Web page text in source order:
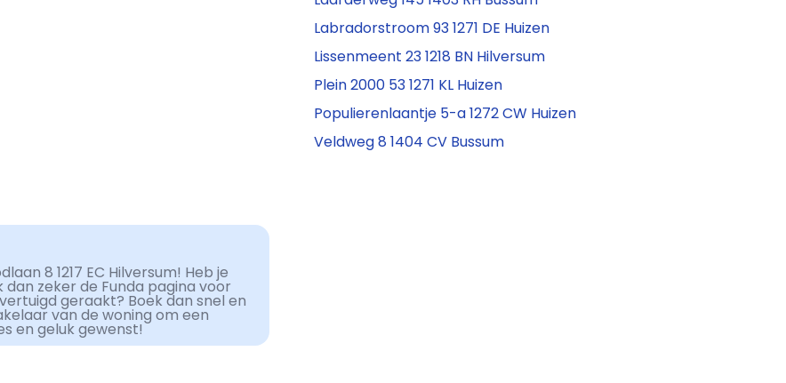
8 1217 EC Hilversum! Heb je
zeker de Funda pagina voor
geraakt? Boek dan snel en
van de woning om een
en geluk gewenst!
Labradorstroom 93 1271 DE Huizen
Lissenmeent 23 1218 BN Hilversum
Plein 2000 53 1271 KL Huizen
Populierenlaantje 5-a 1272 CW Huizen
Veldweg 8 1404 CV Bussum